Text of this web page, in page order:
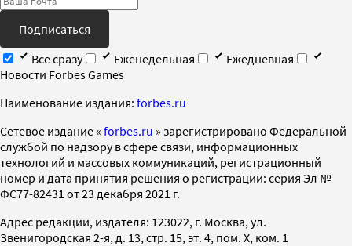
Подписаться
Все сразу
Еженедельная
Ежедневная
Новости Forbes Games
Наименование издания: forbes.ru
Cетевое издание « forbes.ru » зарегистрировано Федеральной
службой по надзору в сфере связи, информационных
технологий и массовых коммуникаций, регистрационный
номер и дата принятия решения о регистрации: серия Эл №
ФС77-82431 от 23 декабря 2021 г.
Адрес редакции, издателя: 123022, г. Москва, ул.
Звенигородская 2-я, д. 13, стр. 15, эт. 4, пом. X, ком. 1